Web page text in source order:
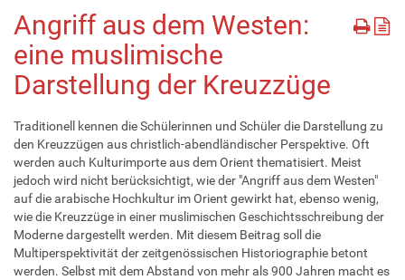
Angriff aus dem Westen:
eine muslimische
Darstellung der Kreuzzüge
Traditionell kennen die Schülerinnen und Schüler die Darstellung zu
den Kreuzzügen aus christlich-abendländischer Perspektive. Oft
werden auch Kulturimporte aus dem Orient thematisiert. Meist
jedoch wird nicht berücksichtigt, wie der "Angriff aus dem Westen"
auf die arabische Hochkultur im Orient gewirkt hat, ebenso wenig,
wie die Kreuzzüge in einer muslimischen Geschichtsschreibung der
Moderne dargestellt werden. Mit diesem Beitrag soll die
Multiperspektivität der zeitgenössischen Historiographie betont
werden. Selbst mit dem Abstand von mehr als 900 Jahren macht es